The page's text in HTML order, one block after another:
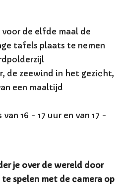
voor de elfde maal de
tafels plaats te nemen
de zeewind in het gezicht,
een maaltijd
16 - 17 uur en van 17 -
je over de wereld door
spelen met de camera op